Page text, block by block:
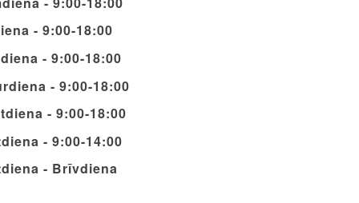
- 9:00-18:00
- 9:00-18:00
- 9:00-18:00
- 9:00-18:00
- 9:00-14:00
- Brīvdiena